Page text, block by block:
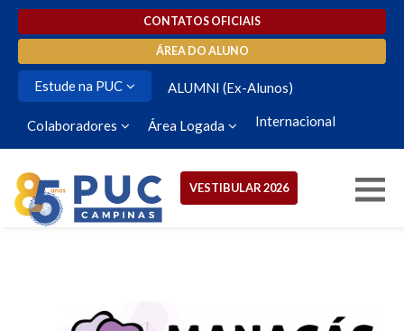
CONTATOS OFICIAIS
ÁREA DO ALUNO
Estude na PUC ALUMNI (Ex-Alunos)
Colaboradores Área Logada Internacional
VESTIBULAR 2026